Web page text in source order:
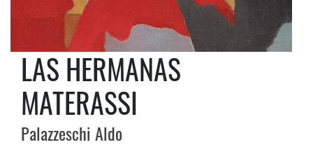
LAS HERMANAS
MATERASSI
Palazzeschi Aldo